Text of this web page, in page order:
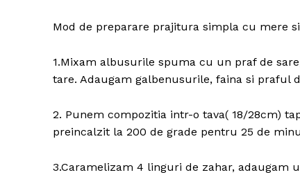
Mod de preparare prajitura simpla cu mere
1.Mixam albusurile spuma cu un praf de
tare. Adaugam galbenusurile, faina si praful
2. Punem compozitia intr-o tava( 18/28cm)
preincalzit la 200 de grade pentru 25 de
3.Caramelizam 4 linguri de zahar, adaugam